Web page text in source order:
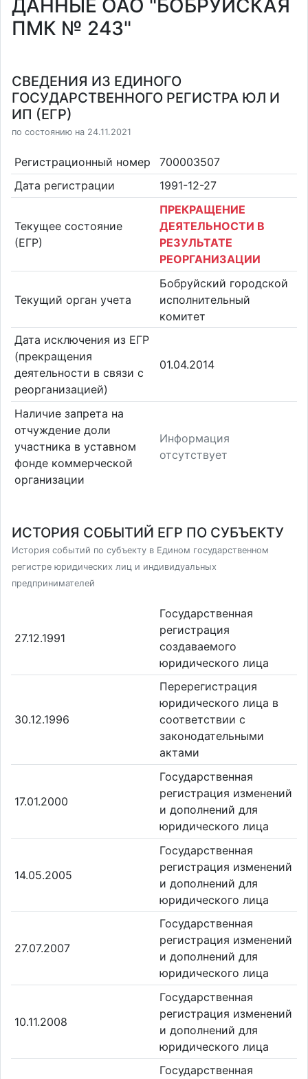
ДАННЫЕ ОАО "БОБРУЙСКАЯ
ПМК № 243"
СВЕДЕНИЯ ИЗ ЕДИНОГО
ГОСУДАРСТВЕННОГО РЕГИСТРА ЮЛ И
ИП (ЕГР)
по состоянию на 24.11.2021
Регистрационный номер
700003507
Дата регистрации
1991-12-27
Текущее состояние
(ЕГР)
ПРЕКРАЩЕНИЕ
ДЕЯТЕЛЬНОСТИ В
РЕЗУЛЬТАТЕ
РЕОРГАНИЗАЦИИ
Текущий орган учета
Бобруйский городской
исполнительный
комитет
Дата исключения из ЕГР
(прекращения
деятельности в связи с
реорганизацией)
01.04.2014
Наличие запрета на
отчуждение доли
участника в уставном
фонде коммерческой
организации
Информация
отсутствует
ИСТОРИЯ СОБЫТИЙ ЕГР ПО СУБЪЕКТУ
История событий по субъекту в Едином государственном
регистре юридических лиц и индивидуальных
предпринимателей
27.12.1991
Государственная
регистрация
создаваемого
юридического лица
30.12.1996
Перерегистрация
юридического лица в
соответствии с
законодательными
актами
17.01.2000
Государственная
регистрация изменений
и дополнений для
юридического лица
14.05.2005
Государственная
регистрация изменений
и дополнений для
юридического лица
27.07.2007
Государственная
регистрация изменений
и дополнений для
юридического лица
10.11.2008
Государственная
регистрация изменений
и дополнений для
юридического лица
Государственная